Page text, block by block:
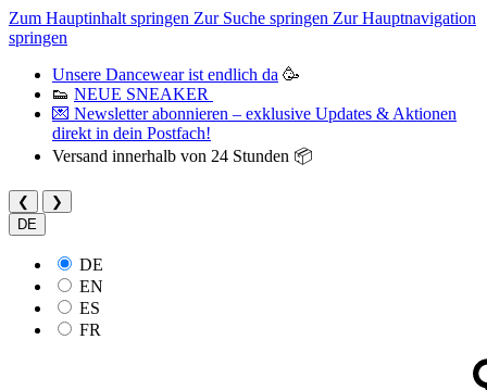
Zum Hauptinhalt springen Zur Suche springen Zur Hauptnavigation
springen
Unsere Dancewear ist endlich da 🥳
👟 NEUE SNEAKER
💌 Newsletter abonnieren – exklusive Updates & Aktionen
direkt in dein Postfach!
Versand innerhalb von 24 Stunden 📦
❮
❯
DE
DE
EN
ES
FR